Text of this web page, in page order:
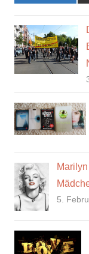
5.